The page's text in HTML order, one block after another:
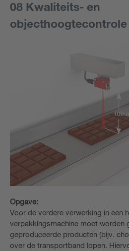
08 Kwaliteits- en
objecthoogtecontrole
Opgave:
Voor de verdere verwerking in een
verpakkingsmachine moet worden
geproduceerde producten (bijv.
over de transportband lopen.